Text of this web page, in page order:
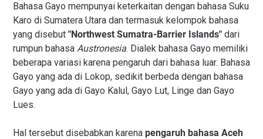
Bahasa Gayo mempunyai keterkaitan dengan bahasa Suku
Karo di Sumatera Utara dan termasuk kelompok bahasa
yang disebut "Northwest Sumatra-Barrier Islands" dari
rumpun bahasa Austronesia. Dialek bahasa Gayo memiliki
beberapa variasi karena pengaruh dari bahasa luar. Bahasa
Gayo yang ada di Lokop, sedikit berbeda dengan bahasa
Gayo yang ada di Gayo Kalul, Gayo Lut, Linge dan Gayo
Lues.
Hal tersebut disebabkan karena pengaruh bahasa Aceh